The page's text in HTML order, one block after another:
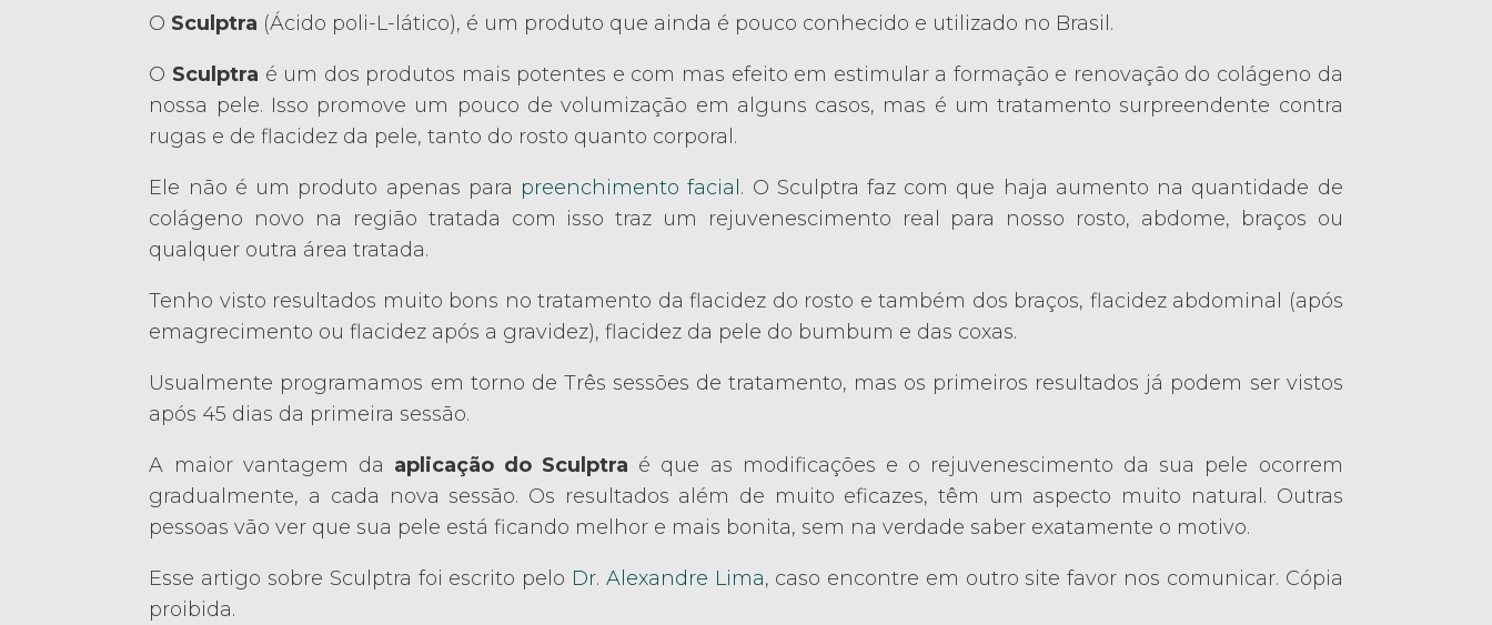
O Sculptra (Ácido poli-L-lático), é um produto que ainda é pouco conhecido e utilizado no Brasil.
O Sculptra é um dos produtos mais potentes e com mas efeito em estimular a formação e renovação do colágeno da
nossa pele. Isso promove um pouco de volumização em alguns casos, mas é um tratamento surpreendente contra
rugas e de flacidez da pele, tanto do rosto quanto corporal.
Ele não é um produto apenas para preenchimento facial . O Sculptra faz com que haja aumento na quantidade de
colágeno novo na região tratada com isso traz um rejuvenescimento real para nosso rosto, abdome, braços ou
qualquer outra área tratada.
Tenho visto resultados muito bons no tratamento da flacidez do rosto e também dos braços, flacidez abdominal (após
emagrecimento ou flacidez após a gravidez), flacidez da pele do bumbum e das coxas.
Usualmente programamos em torno de Três sessões de tratamento, mas os primeiros resultados já podem ser vistos
após 45 dias da primeira sessão.
A maior vantagem da aplicação do Sculptra é que as modificações e o rejuvenescimento da sua pele ocorrem
gradualmente, a cada nova sessão. Os resultados além de muito eficazes, têm um aspecto muito natural. Outras
pessoas vão ver que sua pele está ficando melhor e mais bonita, sem na verdade saber exatamente o motivo.
Esse artigo sobre Sculptra foi escrito pelo Dr. Alexandre Lima, caso encontre em outro site favor nos comunicar. Cópia
proibida.